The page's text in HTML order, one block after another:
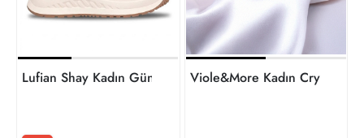
Lufian Shay Kadın Günlük Ayakkabı 121230092
Viole&More Kadın Crystal